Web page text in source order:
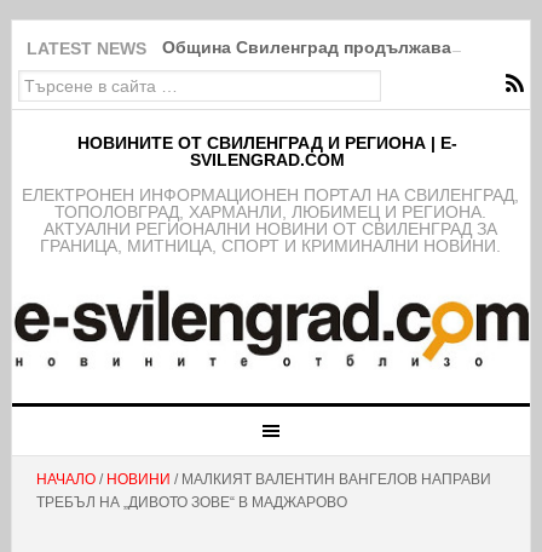
LATEST NEWS Община Свиленград продължава
НОВИНИТЕ ОТ СВИЛЕНГРАД И РЕГИОНА | E-
SVILENGRAD.COM
EЛЕКТРОНЕН ИНФОРМАЦИОНЕН ПОРТАЛ НА СВИЛЕНГРАД,
ТОПОЛОВГРАД, ХАРМАНЛИ, ЛЮБИМЕЦ И РЕГИОНА.
АКТУАЛНИ РЕГИОНАЛНИ НОВИНИ ОТ СВИЛЕНГРАД ЗА
ГРАНИЦА, МИТНИЦА, СПОРТ И КРИМИНАЛНИ НОВИНИ.
НАЧАЛО/ НОВИНИ / МАЛКИЯТ ВАЛЕНТИН ВАНГЕЛОВ НАПРАВИ
ТРЕБЪЛ НА „ДИВОТО ЗОВЕ“ В МАДЖАРОВО